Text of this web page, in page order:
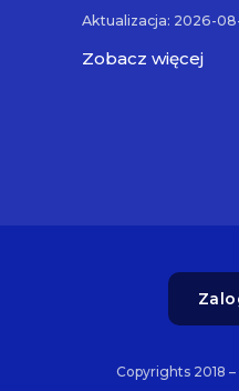
Aktualizacja: 2026-
Zobacz więcej
Copyrights 2018